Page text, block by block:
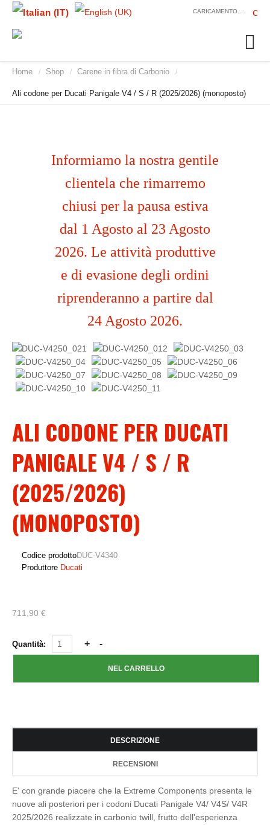
CARICAMENTO...
Home / Shop / Carene in fibra di Carbonio /
Ali codone per Ducati Panigale V4 / S / R (2025/2026) (monoposto)
Informiamo la nostra gentile
clientela che rimarremo
chiusi per la pausa estiva
dal 1 Agosto al 23 Agosto
2026. Le attività produttive
e di evasione degli ordini
riprenderanno a partire dal
24 Agosto 2026.
ALI CODONE PER DUCATI
PANIGALE V4 / S / R
(2025/2026)
(MONOPOSTO)
Codice prodottoDUC-V4340
Produttore Ducati
711,90 €
Quantità:
DESCRIZIONE
RECENSIONI
E' con grande piacere che la Extreme Components presenta le
nuove ali posteriori per i codoni Ducati Panigale V4/ V4S/ V4R
2025/2026 realizzate in carbonio twill, frutto dell'esperienza